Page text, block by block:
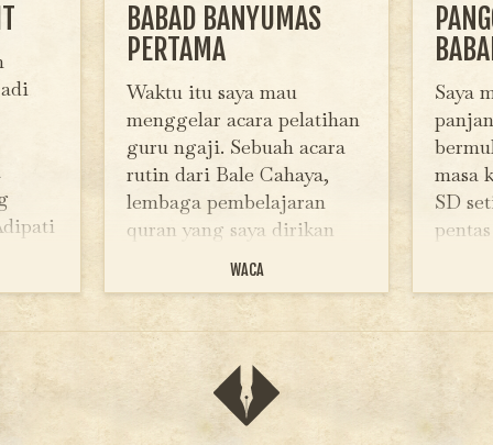
BABAD BANYUMAS
PERTAMA
Waktu itu saya mau
menggelar acara pelatihan
guru ngaji. Sebuah acara
rutin dari Bale Cahaya,
lembaga pembelajaran
quran yang saya dirikan
bersama Bale Pustaka. Biar
tidak repot mikir
menyiapkan makan, kami
cari rumah makan sebagai
tempat pelatihan. Akhirnya
ditentukanlah tempatnya.…
WACA
Saya
masa
SD
yang